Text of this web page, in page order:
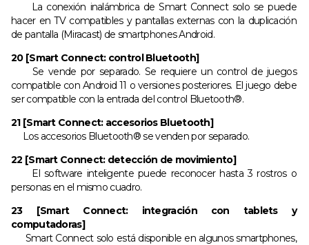
La conexión inalámbrica de Smart Connect solo se puede
hacer en TV compatibles y pantallas externas con la duplicación
de pantalla (Miracast) de smartphones Android.
20 [Smart Connect: control Bluetooth]
Se vende por separado. Se requiere un control de juegos
compatible con Android 11 o versiones posteriores. El juego debe
ser compatible con la entrada del control Bluetooth®.
21 [Smart Connect: accesorios Bluetooth]
Los accesorios Bluetooth® se venden por separado.
22 [Smart Connect: detección de movimiento]
El software inteligente puede reconocer hasta 3 rostros o
personas en el mismo cuadro.
23 [Smart Connect: integración con tablets y
computadoras]
Smart Connect solo está disponible en algunos smartphones,